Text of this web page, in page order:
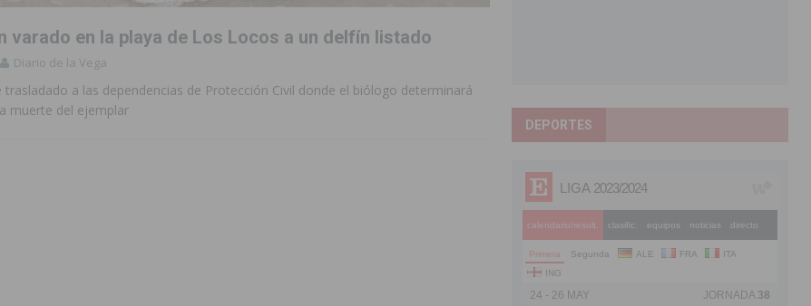
varado en la playa de Los Locos a un delfín listado
Diario de la Vega
trasladado a las dependencias de Protección Civil donde el biólogo determinará
muerte del ejemplar
DEPORTES